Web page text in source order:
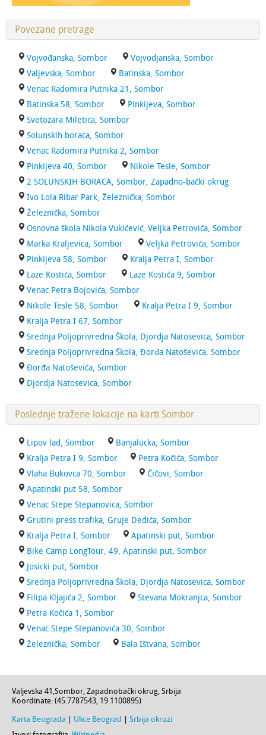
Povezane pretrage
Vojvođanska, Sombor
Vojvodjanska, Sombor
Valjevska, Sombor
Batinska, Sombor
Venac Radomira Putnika 21, Sombor
Batinska 58, Sombor
Pinkijeva, Sombor
Svetozara Miletica, Sombor
Solunskih boraca, Sombor
Venac Radomira Putnika 2, Sombor
Pinkijeva 40, Sombor
Nikole Tesle, Sombor
2 SOLUNSKIH BORACA, Sombor, Zapadno-bački okrug
Ivo Lola Ribar Park, Železnička, Sombor
Železnička, Sombor
Osnovna škola Nikola Vukićević, Veljka Petrovića, Sombor
Marka Kraljevica, Sombor
Veljka Petrovića, Sombor
Pinkijeva 58, Sombor
Kralja Petra I, Sombor
Laze Kostića, Sombor
Laze Kostića 9, Sombor
Venac Petra Bojovića, Sombor
Nikole Tesle 58, Sombor
Kralja Petra I 9, Sombor
Kralja Petra I 67, Sombor
Srednja Poljoprivredna Škola, Djordja Natosevica, Sombor
Srednja Poljoprivredna Škola, Đorđa Natoševića, Sombor
Đorđa Natoševića, Sombor
Djordja Natosevica, Sombor
Poslednje tražene lokacije na karti Sombor
Lipov lad, Sombor
Banjalucka, Sombor
Kralja Petra I 9, Sombor
Petra Kočića, Sombor
Vlaha Bukovca 70, Sombor
Čičovi, Sombor
Apatinski put 58, Sombor
Venac Stepe Stepanovica, Sombor
Grutini press trafika, Gruje Dedića, Sombor
Kralja Petra I, Sombor
Apatinski put, Sombor
Bike Camp LongTour, 49, Apatinski put, Sombor
Josicki put, Sombor
Srednja Poljoprivredna Škola, Djordja Natosevica, Sombor
Filipa Kljajića 2, Sombor
Stevana Mokranjca, Sombor
Petra Kočića 1, Sombor
Venac Stepe Stepanovića 30, Sombor
Železnička, Sombor
Bala Ištvana, Sombor
Valjevska 41 ,Sombor, Zapadnobački okrug, Srbija
Koordinate: (45.7787543, 19.1100895)
Karta Beograda Ulice Beograd
Srbija okruzi